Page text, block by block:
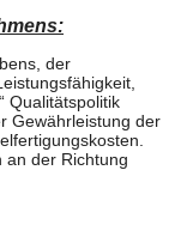
der
Qualitätspolitik
Gewährleistung der
an der Richtung